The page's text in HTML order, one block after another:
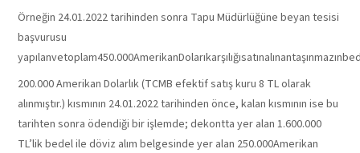
Örneğin 24.01.2022 tarihinden sonra Tapu Müdürlüğüne beyan tesisi
başvurusu
200.000 Amerikan Dolarlık (TCMB efektif satış kuru 8 TL olarak
alınmıştır.) kısmının 24.01.2022 tarihinden önce, kalan kısmının ise bu
tarihten sonra ödendiği bir işlemde; dekontta yer alan 1.600.000
TL’lik bedel ile döviz alım belgesinde yer alan 250.000Amerikan